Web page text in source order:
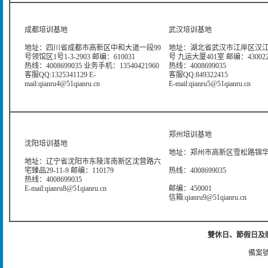
成都培训基地
地址：四川省成都市高新区中和大道一段99
号领馆区1号1-3-2903 邮编：610031
热线：4008699035 业务手机：13540421960
客服QQ:1325341129 E-
mail:qianru4@51qianru.cn
武汉培训基地
地址：湖北省武汉市江岸区汉
号 九运大厦401室 邮编：
热线：4008699035
客服QQ:849322415
E-mail:qianru5@51qianru.cn
沈阳培训基地
地址：辽宁省沈阳市东陵浑南新区沈营路六
宅臻品29-11-9 邮编：110179
热线：4008699035
E-mail:qianru8@51qianru.cn
郑州培训基地
地址：郑州市高新区雪松路锦
热线：4008699035
邮编：450001
信箱:qianru9@51qianru.cn
雙休日、節假日及
備案